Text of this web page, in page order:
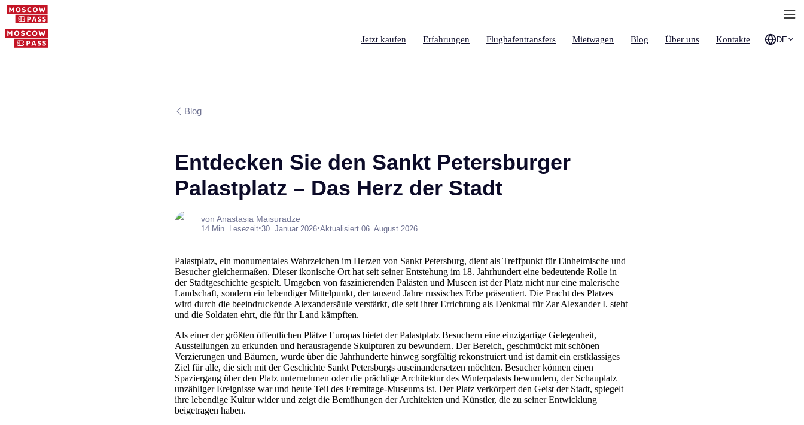
Jetzt kaufen Erfahrungen Flughafentransfers Mietwagen Blog Über uns Kontakte DE
Blog
Entdecken Sie den Sankt Petersburger
Palastplatz – Das Herz der Stadt
von Anastasia Maisuradze
14 Min. Lesezeit•30. Januar 2026•Aktualisiert 06. August 2026
Palastplatz, ein monumentales Wahrzeichen im Herzen von Sankt Petersburg, dient als Treffpunkt für Einheimische und
Besucher gleichermaßen. Dieser ikonische Ort hat seit seiner Entstehung im 18. Jahrhundert eine bedeutende Rolle in
der Stadtgeschichte gespielt. Umgeben von faszinierenden Palästen und Museen ist der Platz nicht nur eine malerische
Landschaft, sondern ein lebendiger Mittelpunkt, der tausend Jahre russisches Erbe präsentiert. Die Pracht des Platzes
wird durch die beeindruckende Alexandersäule verstärkt, die seit ihrer Errichtung als Denkmal für Zar Alexander I. steht
und die Soldaten ehrt, die für ihr Land kämpften.
Als einer der größten öffentlichen Plätze Europas bietet der Palastplatz Besuchern eine einzigartige Gelegenheit,
Ausstellungen zu erkunden und herausragende Skulpturen zu bewundern. Der Bereich, geschmückt mit schönen
Verzierungen und Bäumen, wurde über die Jahrhunderte hinweg sorgfältig rekonstruiert und ist damit ein erstklassiges
Ziel für alle, die sich mit der Geschichte Sankt Petersburgs auseinandersetzen möchten. Besucher können einen
Spaziergang über den Platz unternehmen oder die prächtige Architektur des Winterpalasts bewundern, der Schauplatz
unzähliger Ereignisse war und heute Teil des Eremitage-Museums ist. Der Platz verkörpert den Geist der Stadt, spiegelt
ihre lebendige Kultur wider und zeigt die Bemühungen der Architekten und Künstler, die zu seiner Entwicklung
beigetragen haben.